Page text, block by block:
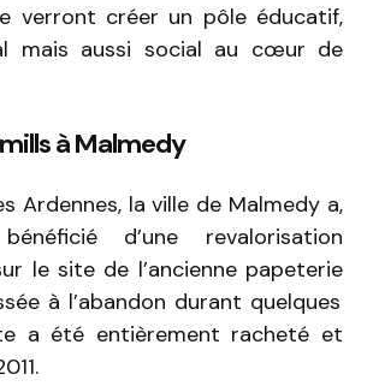
verront créer un pôle éducatif,
mais aussi social au cœur de
à Malmedy
Ardennes, la ville de Malmedy a,
d’une revalorisation
le site de l’ancienne papeterie
à l’abandon durant quelques
a été entièrement racheté et